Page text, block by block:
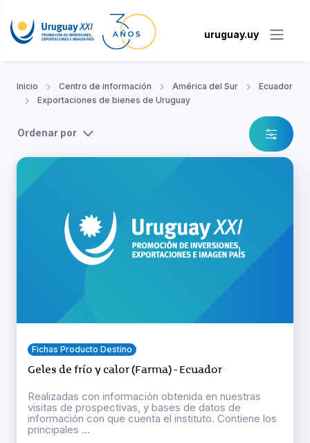
uruguay.uy
Inicio Centro de información América del Sur
Ecuador
Exportaciones de bienes de Uruguay
Ordenar por
Fichas Producto Destino
Geles de frío y calor (Farma) - Ecuador
Realizadas con información obtenida en nuestras
visitas de prospectivas, y bases de datos de
información con que cuenta el instituto. Contiene los
principales ...